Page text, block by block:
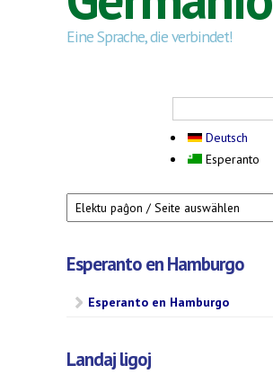
Eine Sprache, die verbindet!
Search form
Deutsch
Esperanto
Esperanto en Hamburgo
Esperanto en Hamburgo
Landaj ligoj